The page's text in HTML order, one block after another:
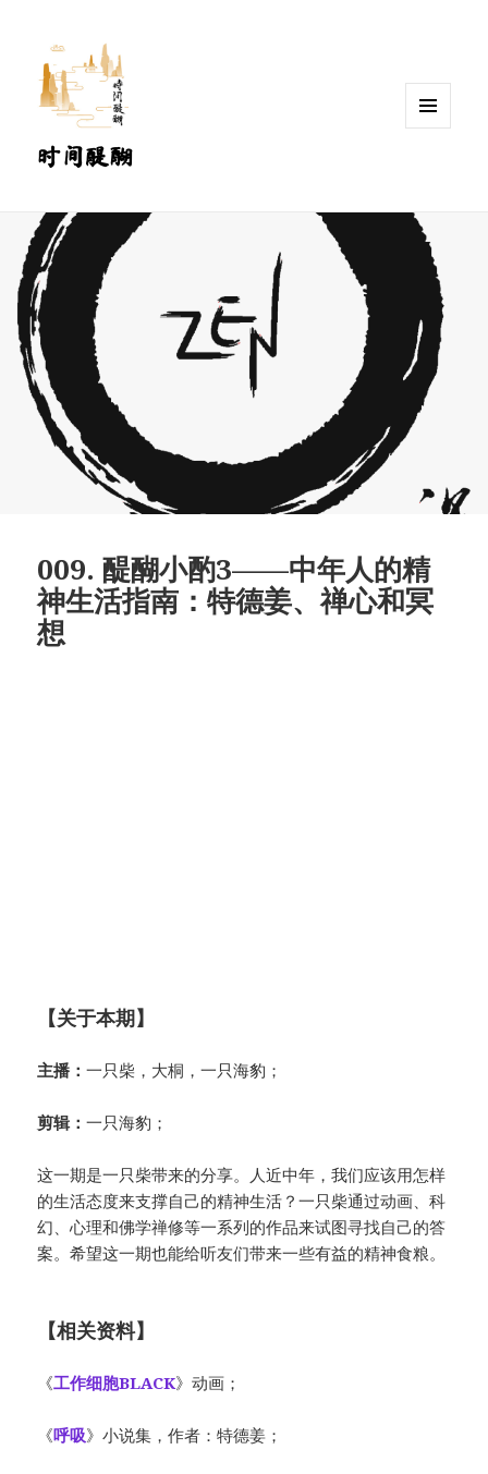
时间醍醐
009. 醍醐小酌3——中年人的精
神生活指南：特德姜、禅心和冥
想
【关于本期】
主播：一只柴，大桐，一只海豹；
剪辑：一只海豹；
这一期是一只柴带来的分享。人近中年，我们应该用怎样
的生活态度来支撑自己的精神生活？一只柴通过动画、科
幻、心理和佛学禅修等一系列的作品来试图寻找自己的答
案。希望这一期也能给听友们带来一些有益的精神食粮。
【相关资料】
《工作细胞BLACK》动画；
《呼吸》小说集，作者：特德姜；